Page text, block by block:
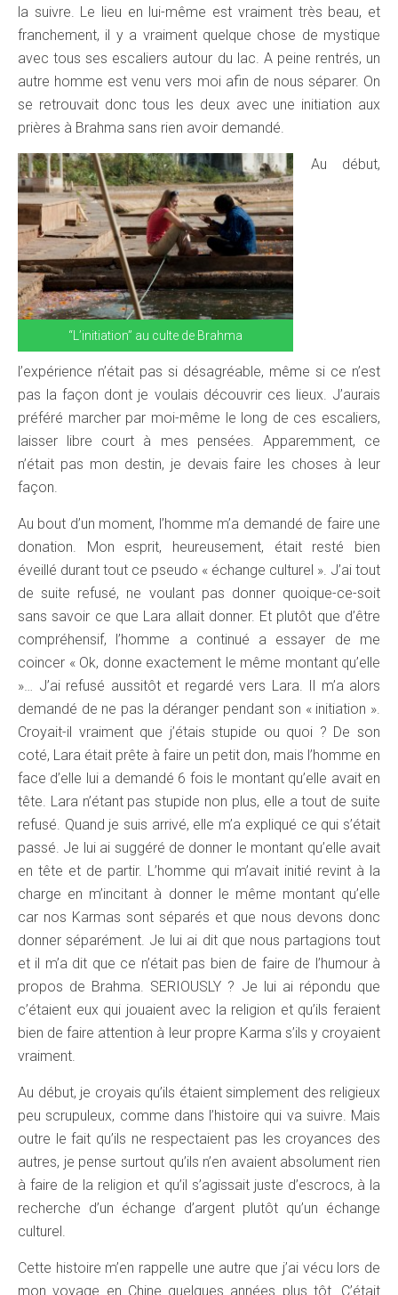
la suivre. Le lieu en lui-même est vraiment très beau, et
franchement, il y a vraiment quelque chose de mystique
avec tous ses escaliers autour du lac. A peine rentrés, un
autre homme est venu vers moi afin de nous séparer. On
se retrouvait donc tous les deux avec une initiation aux
prières à Brahma sans rien avoir demandé.
“L’initiation” au culte de Brahma
Au début,
l’expérience n’était pas si désagréable, même si ce n’est
pas la façon dont je voulais découvrir ces lieux. J’aurais
préféré marcher par moi-même le long de ces escaliers,
laisser libre court à mes pensées. Apparemment, ce
n’était pas mon destin, je devais faire les choses à leur
façon.
Au bout d’un moment, l’homme m’a demandé de faire une
donation. Mon esprit, heureusement, était resté bien
éveillé durant tout ce pseudo « échange culturel ». J’ai tout
de suite refusé, ne voulant pas donner quoique-ce-soit
sans savoir ce que Lara allait donner. Et plutôt que d’être
compréhensif, l’homme a continué a essayer de me
coincer « Ok, donne exactement le même montant qu’elle
»… J’ai refusé aussitôt et regardé vers Lara. Il m’a alors
demandé de ne pas la déranger pendant son « initiation ».
Croyait-il vraiment que j’étais stupide ou quoi ? De son
coté, Lara était prête à faire un petit don, mais l’homme en
face d’elle lui a demandé 6 fois le montant qu’elle avait en
tête. Lara n’étant pas stupide non plus, elle a tout de suite
refusé. Quand je suis arrivé, elle m’a expliqué ce qui s’était
passé. Je lui ai suggéré de donner le montant qu’elle avait
en tête et de partir. L’homme qui m’avait initié revint à la
charge en m’incitant à donner le même montant qu’elle
car nos Karmas sont séparés et que nous devons donc
donner séparément. Je lui ai dit que nous partagions tout
et il m’a dit que ce n’était pas bien de faire de l’humour à
propos de Brahma. SERIOUSLY ? Je lui ai répondu que
c’étaient eux qui jouaient avec la religion et qu’ils feraient
bien de faire attention à leur propre Karma s’ils y croyaient
vraiment.
Au début, je croyais qu’ils étaient simplement des religieux
peu scrupuleux, comme dans l’histoire qui va suivre. Mais
outre le fait qu’ils ne respectaient pas les croyances des
autres, je pense surtout qu’ils n’en avaient absolument rien
à faire de la religion et qu’il s’agissait juste d’escrocs, à la
recherche d’un échange d’argent plutôt qu’un échange
culturel.
Cette histoire m’en rappelle une autre que j’ai vécu lors de
mon voyage en Chine quelques années plus tôt. C’était